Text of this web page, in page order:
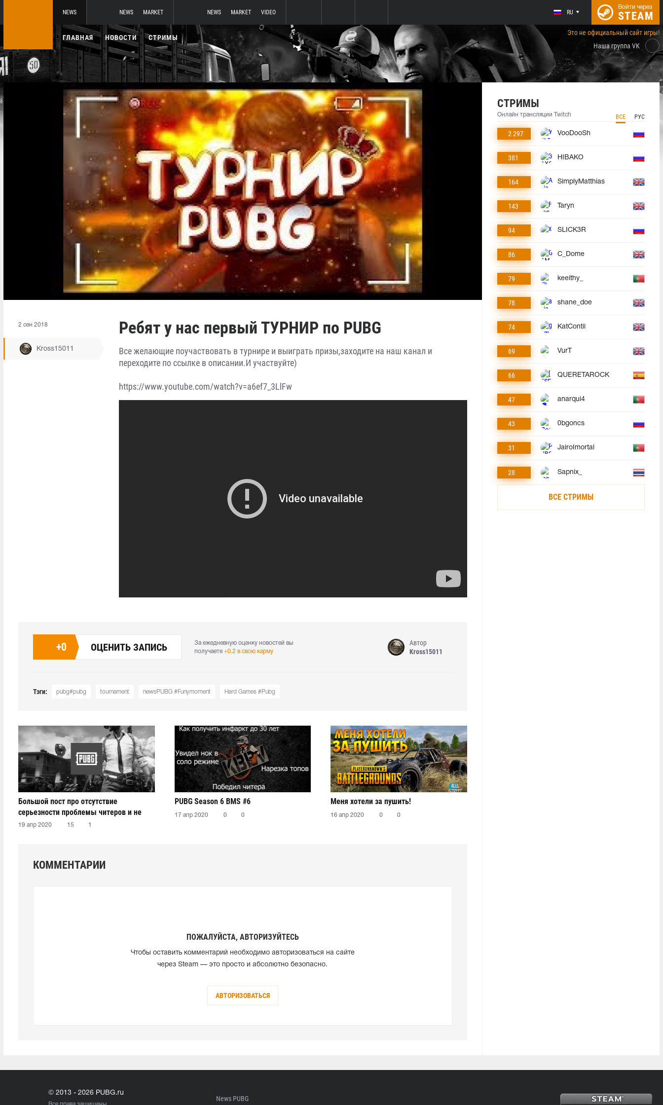
NEWS NEWS MARKET NEWS MARKET VIDEO RU
Войти через
STEAM
ГЛАВНАЯ НОВОСТИ СТРИМЫ
Это не официальный сайт игры!
Наша группа VK
2 сен 2018
Kross15011
Ребят у нас первый ТУРНИР по PUBG
Все желающие поучаствовать в турнире и выиграть призы,заходите на наш канал и
переходите по ссылке в описании.И участвуйте)
https://www.youtube.com/watch?v=a6ef7_3LlFw
+0 ОЦЕНИТЬ ЗАПИСЬ
За ежедневную оценку новостей вы
получаете +0.2 в свою карму
Автор
Kross15011
Тэги: pubg#pubg tournament newsPUBG #Funymoment Hard Games #Pubg
Большой пост про отсутствие
серьезности проблемы читеров и не
только
19 апр 2020 15 1
PUBG Season 6 BMS #6
17 апр 2020 0 0
Меня хотели за пушить!
16 апр 2020 0 0
КОММЕНТАРИИ
ПОЖАЛУЙСТА, АВТОРИЗУЙТЕСЬ
Чтобы оставить комментарий необходимо авторизоваться на сайте
через Steam — это просто и абсолютно безопасно.
АВТОРИЗОВАТЬСЯ
СТРИМЫ
Онлайн трансляции Twitch ВСЕ РУС
2 297 VooDooSh
381 HIBAKO
164 SimplyMatthias
143 Taryn
94 SLICK3R
86 C_Dome
79 keeithy_
78 shane_doe
74 KatContii
69 VurT
66 QUERETAROCK
47 anarqui4
43 0bgoncs
31 JairoImortal
28 Sapnix_
ВСЕ СТРИМЫ
© 2013 - 2026 PUBG.ru
News PUBG